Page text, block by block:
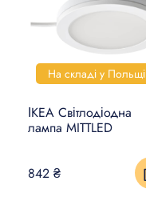
На складі у Польщі
ІКЕА Світлодіодна
лампа MITTLED
842 ₴